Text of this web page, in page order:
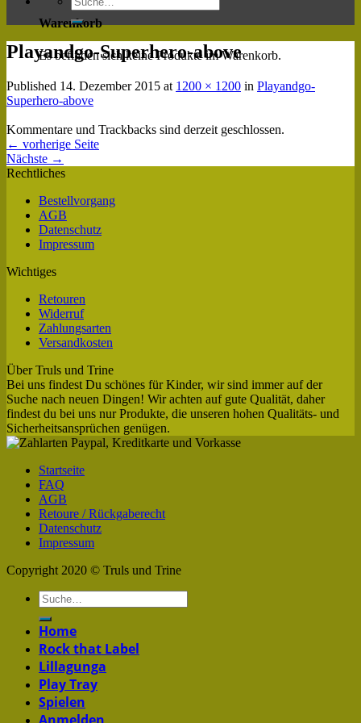
Warenkorb
Es befinden sich keine Produkte im Warenkorb.
Playandgo-Superhero-above
Published 14. Dezember 2015 at 1200 × 1200 in Playandgo-
Superhero-above
Kommentare und Trackbacks sind derzeit geschlossen.
← vorherige Seite
Nächste →
Rechtliches
Bestellvorgang
AGB
Datenschutz
Impressum
Wichtiges
Retouren
Widerruf
Zahlungsarten
Versandkosten
Über Truls und Trine
Bei uns findest Du schönes für Kinder, wir sind immer auf der
Suche nach neuen Dingen! Wir achten auf gute Qualität, daher
findest du bei uns nur Produkte, die unseren hohen Qualitäts- und
Sicherheitsansprüchen genügen.
Startseite
FAQ
AGB
Retoure / Rückgaberecht
Datenschutz
Impressum
Copyright 2020 © Truls und Trine
Home
Rock that Label
Lillagunga
Play Tray
Spielen